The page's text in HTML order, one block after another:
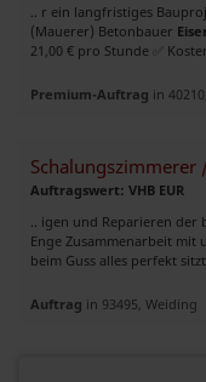
.. r ein langfristiges
(Mauerer) Betonbauer
21,00 € pro Stunde ✅
Premium-Auftrag in
Auftragswert: VHB EUR
.. igen und Reparieren
Enge Zusammenarbeit mit
beim Guss alles perfekt
Auftrag in 93495, Weiding